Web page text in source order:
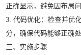
正确显示，避免因布局
3. 代码优化：检查并优
分，确保代码能够正确
三、实施步骤